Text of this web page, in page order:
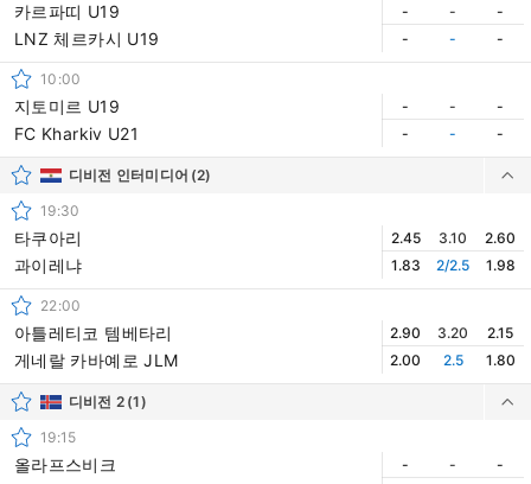
카르파띠 U19
LNZ 체르카시 U19
- -
-
-
- -
10:00
지토미르 U19
FC Kharkiv U21
- -
-
-
- -
디비전 인터미디어 (2)
19:30
타쿠아리
과이레냐
2.45 3.10
2.60
1.83
2/2.5 1.98
22:00
아틀레티코 템베타리
게네랄 카바예로 JLM
2.90 3.20
2.15
2.00
2.5 1.80
디비전 2 (1)
19:15
올라프스비크
- -
-